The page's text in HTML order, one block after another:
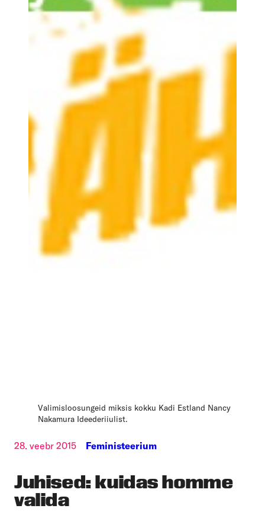
Valimisloosungeid miksis kokku Kadi Estland Nancy
Nakamura Ideederiiulist.
Juhised: kuidas homme
valida
28. veebr 2015 Feministeerium